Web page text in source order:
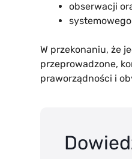
obserwacji
W przekonaniu, że
przeprowadzone,
praworządności i